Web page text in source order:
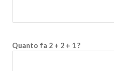
Quanto fa 2 + 2 + 1 ?